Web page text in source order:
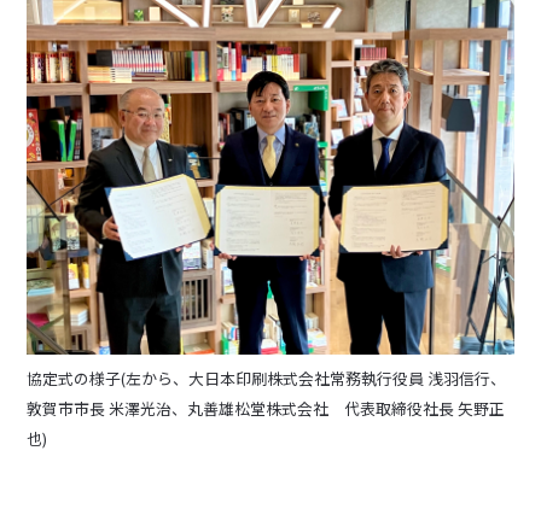
協定式の様子(左から、大日本印刷株式会社常務執行役員 浅羽信行、
敦賀市市長 米澤光治、丸善雄松堂株式会社 代表取締役社長 矢野正
也)